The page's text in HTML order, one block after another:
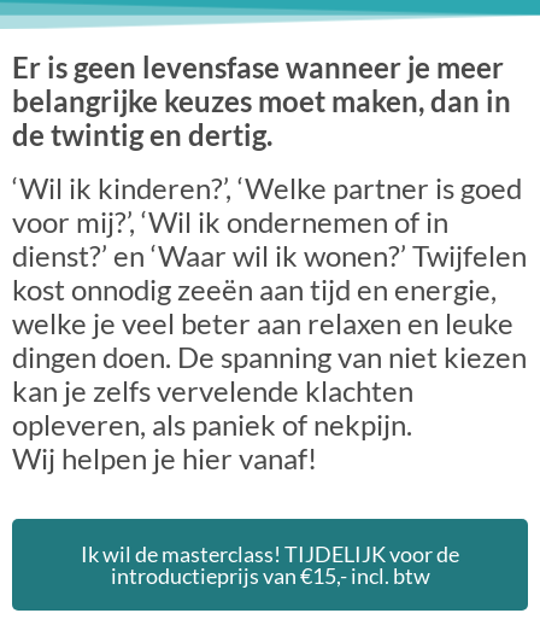
Er is geen levensfase wanneer je meer
belangrijke keuzes moet maken, dan in
de twintig en dertig.
‘Wil ik kinderen?’, ‘Welke partner is goed
voor mij?’, ‘Wil ik ondernemen of in
dienst?’ en ‘Waar wil ik wonen?’ Twijfelen
kost onnodig zeeën aan tijd en energie,
welke je veel beter aan relaxen en leuke
dingen doen. De spanning van niet kiezen
kan je zelfs vervelende klachten
opleveren, als paniek of nekpijn.
Wij helpen je hier vanaf!
Ik wil de masterclass! TIJDELIJK voor de
introductieprijs van €15,- incl. btw